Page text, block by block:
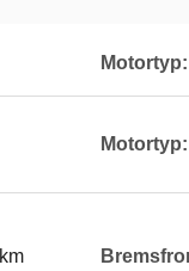
Motortyp:
Motortyp: